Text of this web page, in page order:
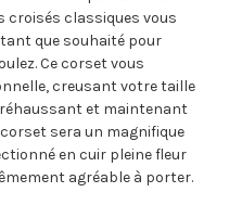
croisés classiques vous
que souhaité pour
Ce corset vous
creusant votre taille
et maintenant
sera un magnifique
en cuir pleine fleur
agréable à porter.